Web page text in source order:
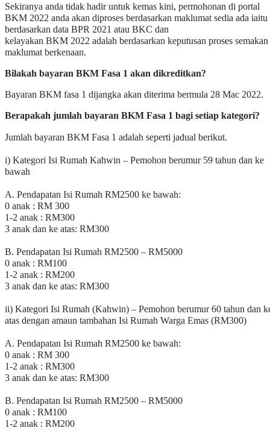
Sekiranya anda tidak hadir untuk kemas kini, permohonan di portal
BKM 2022 anda akan diproses berdasarkan maklumat sedia ada iaitu
berdasarkan data BPR 2021 atau BKC dan
kelayakan BKM 2022 adalah berdasarkan keputusan proses semakan
maklumat berkenaan.
Bilakah bayaran BKM Fasa 1 akan dikreditkan?
Bayaran BKM fasa 1 dijangka akan diterima bermula 28 Mac 2022.
Berapakah jumlah bayaran BKM Fasa 1 bagi setiap kategori?
Jumlah bayaran BKM Fasa 1 adalah seperti jadual berikut.
i) Kategori Isi Rumah Kahwin – Pemohon berumur 59 tahun dan ke
bawah
A. Pendapatan Isi Rumah RM2500 ke bawah:
0 anak : RM 300
1-2 anak : RM300
3 anak dan ke atas: RM300
B. Pendapatan Isi Rumah RM2500 – RM5000
0 anak : RM100
1-2 anak : RM200
3 anak dan ke atas: RM300
ii) Kategori Isi Rumah (Kahwin) – Pemohon berumur 60 tahun dan
atas dengan amaun tambahan Isi Rumah Warga Emas (RM300)
A. Pendapatan Isi Rumah RM2500 ke bawah:
0 anak : RM 300
1-2 anak : RM300
3 anak dan ke atas: RM300
B. Pendapatan Isi Rumah RM2500 – RM5000
0 anak : RM100
1-2 anak : RM200